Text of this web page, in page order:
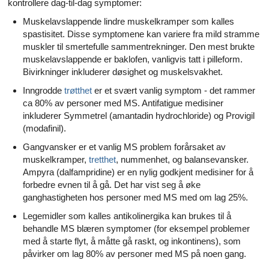
kontrollere dag-til-dag symptomer:
Muskelavslappende lindre muskelkramper som kalles
spastisitet. Disse symptomene kan variere fra mild stramme
muskler til smertefulle sammentrekninger. Den mest brukte
muskelavslappende er baklofen, vanligvis tatt i pilleform.
Bivirkninger inkluderer døsighet og muskelsvakhet.
Inngrodde trøtthet er et svært vanlig symptom - det rammer
ca 80% av personer med MS. Antifatigue medisiner
inkluderer Symmetrel (amantadin hydrochloride) og Provigil
(modafinil).
Gangvansker er et vanlig MS problem forårsaket av
muskelkramper, tretthet, nummenhet, og balansevansker.
Ampyra (dalfampridine) er en nylig godkjent medisiner for å
forbedre evnen til å gå. Det har vist seg å øke
ganghastigheten hos personer med MS med om lag 25%.
Legemidler som kalles antikolinergika kan brukes til å
behandle MS blæren symptomer (for eksempel problemer
med å starte flyt, å måtte gå raskt, og inkontinens), som
påvirker om lag 80% av personer med MS på noen gang.